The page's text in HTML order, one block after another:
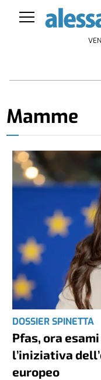
Mamme
DOSSIER SPINETTA
Pfas, ora
l’iniziativa
europeo